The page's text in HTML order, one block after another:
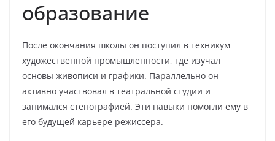
образование
После окончания школы он поступил в техникум
художественной промышленности, где изучал
основы живописи и графики. Параллельно он
активно участвовал в театральной студии и
занимался стенографией. Эти навыки помогли ему в
его будущей карьере режиссера.